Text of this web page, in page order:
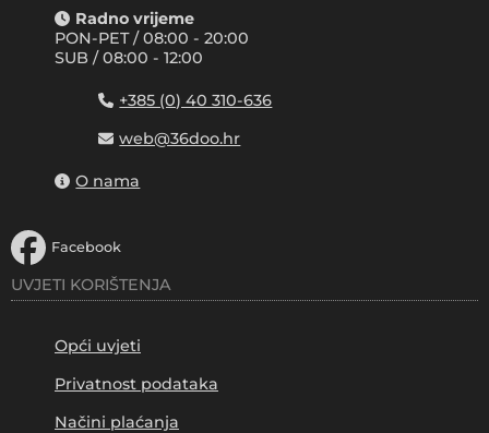
Radno vrijeme
PON-PET / 08:00 - 20:00
SUB / 08:00 - 12:00
+385 (0) 40 310-636
web@36doo.hr
O nama
Facebook
UVJETI KORIŠTENJA
Opći uvjeti
Privatnost podataka
Načini plaćanja